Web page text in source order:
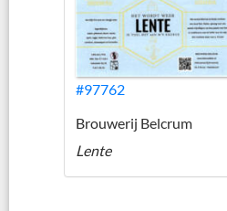
#97762
Brouwerij Belcrum
Lente